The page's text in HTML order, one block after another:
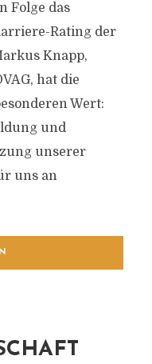
Folge das
Rating der
Knapp,
hat die
Wert:
und
unserer
uns an